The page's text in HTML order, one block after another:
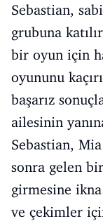
Sebastian,
grubuna
bir oyun için
oyununu
başarız
ailesinin
Sebastian,
sonra gelen
girmesine
ve çekimler